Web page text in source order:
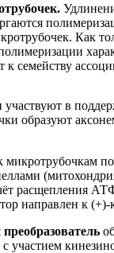
Как
к семейству
в
образуют
микротрубочкам
расщепления
направлен к
участием